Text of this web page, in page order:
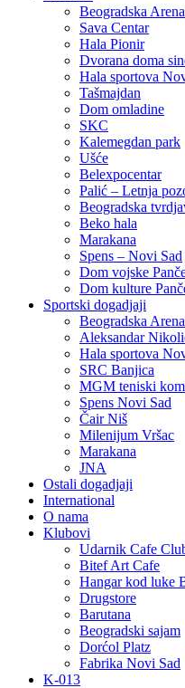
Beogradska
Sava Centar
Hala Pionir
Dvorana doma
Hala sportova
Tašmajdan
Dom omladine
SKC
Kalemegdan park
Ušće
Belexpocentar
Palić – Letnja
Beogradska
Beko hala
Marakana
Spens – Novi Sad
Dom vojske
Dom kulture
Sportski dogadjaji
Beogradska Arena
Aleksandar
Hala sportova
SRC Banjica
MGM teniski
Spens Novi Sad
Čair Niš
Milenijum Vršac
Marakana
JNA
Ostali dogadjaji
International
O nama
Klubovi
Udarnik Cafe
Bitef Art Cafe
Hangar kod luke
Drugstore
Barutana
Beogradski sajam
Dorćol Platz
Fabrika Novi Sad
K-013